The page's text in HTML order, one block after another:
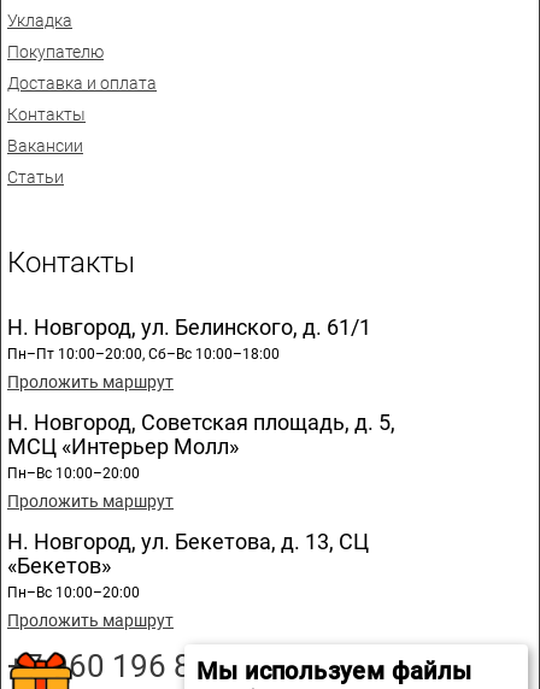
Укладка
Покупателю
Доставка и оплата
Контакты
Вакансии
Статьи
Контакты
Н. Новгород, ул. Белинского, д. 61/1
Пн–Пт 10:00–20:00, Сб–Вс 10:00–18:00
Проложить маршрут
Н. Новгород, Советская площадь, д. 5,
МСЦ «Интерьер Молл»
Пн–Вс 10:00–20:00
Проложить маршрут
Н. Новгород, ул. Бекетова, д. 13, СЦ
«Бекетов»
Пн–Вс 10:00–20:00
Проложить маршрут
+7 960 196 89 20Мы используем файлы